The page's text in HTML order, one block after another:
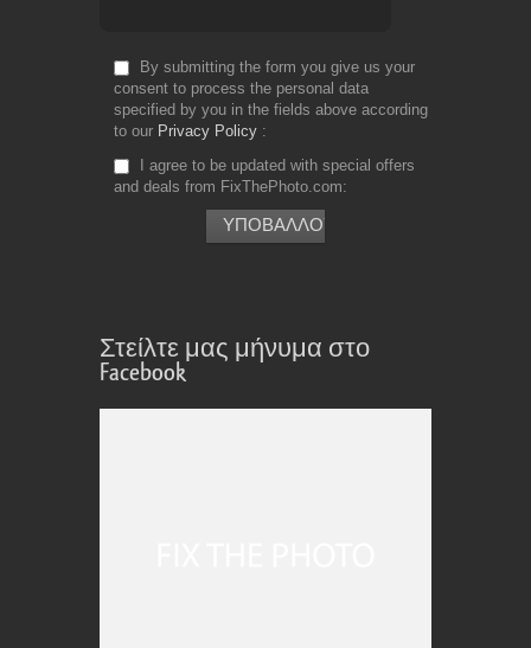
By submitting the form you give us your
consent to process the personal data
specified by you in the fields above according
to our Privacy Policy
I agree to be updated with special offers
and deals from FixThePhoto.com
Στείλτε μας μήνυμα στο
Facebook